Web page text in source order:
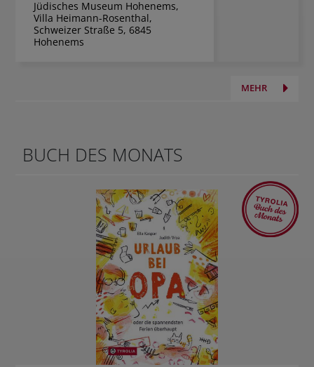
Jüdisches Museum Hohenems,
Villa Heimann-Rosenthal,
Schweizer Straße 5, 6845
Hohenems
MEHR
BUCH DES MONATS